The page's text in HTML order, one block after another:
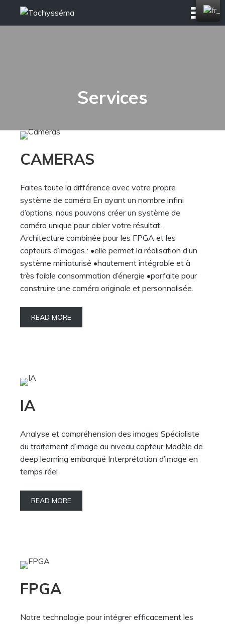
Services
CAMERAS
Faites toute la différence avec votre propre
système de caméra En ayant un nombre infini
d’options, nous pouvons créer un système de
caméra unique pour cibler votre résultat.
Architecture combinée pour les FPGA et les
capteurs d’images : •elle permet la réalisation d’un
système miniaturisé •hautement intégrable et à
très faible consommation d’énergie •parfaite pour
construire une caméra originale et personnalisée.
READ MORE
IA
Analyse et compréhension des images Spécialiste
du traitement d’image au niveau capteur Modèle de
deep learning embarqué Interprétation d’image en
temps réel
READ MORE
FPGA
Notre technologie pour intégrer efficacement les